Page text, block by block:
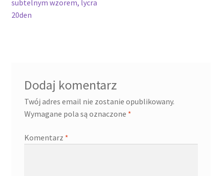
subtelnym wzorem, lycra
20den
Dodaj komentarz
Twój adres email nie zostanie opublikowany.
Wymagane pola są oznaczone *
Komentarz *